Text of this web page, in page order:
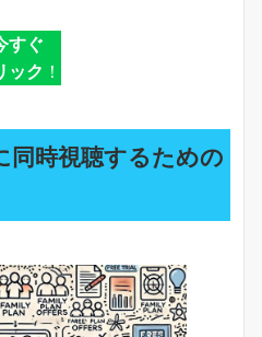
すぐ
ック ！
同時視聴するための